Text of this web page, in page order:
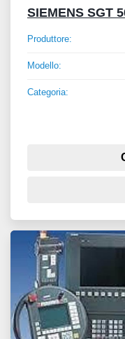
SIEMENS SGT
Produttore:
Modello:
Categoria: